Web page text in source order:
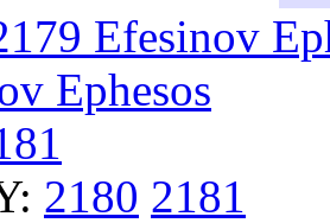
Efesinov
Ephesos
2180 2181